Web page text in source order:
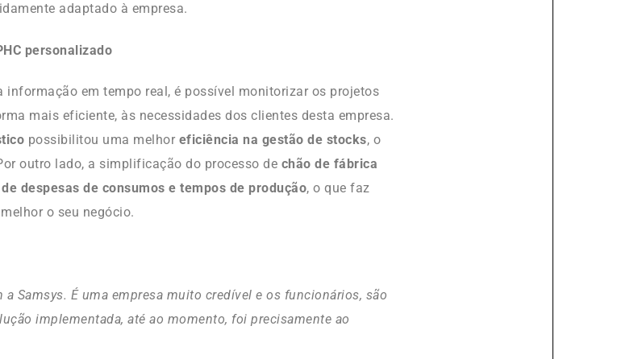
adaptado à empresa.
personalizado
informação em tempo real, é possível monitorizar os projetos
mais eficiente, às necessidades dos clientes desta empresa.
possibilitou uma melhor eficiência na gestão de stocks, o
outro lado, a simplificação do processo de chão de fábrica
despesas de consumos e tempos de produção, o que faz
o seu negócio.
Samsys. É uma empresa muito credível e os funcionários, são
implementada, até ao momento, foi precisamente ao